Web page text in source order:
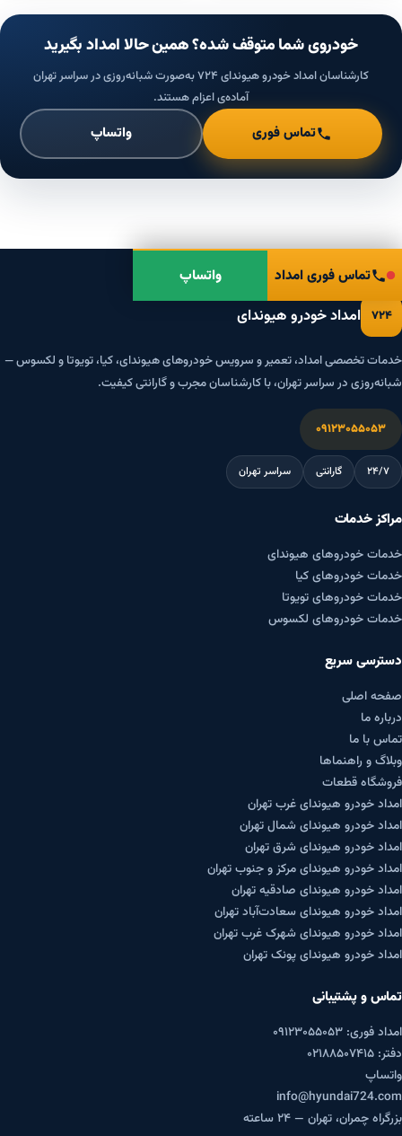
خودروی شما متوقف شده؟ همین حالا امداد بگیرید
کارشناسان امداد خودرو هیوندای ۷۲۴ به‌صورت شبانه‌روزی در سراسر تهران
آماده‌ی اعزام هستند.
تماس فوری واتساپ
تماس فوری امداد واتساپ
۷۲۴ امداد خودرو هیوندای
خدمات تخصصی امداد، تعمیر و سرویس خودروهای هیوندای، کیا، تویوتا و لکسوس —
شبانه‌روزی در سراسر تهران، با کارشناسان مجرب و گارانتی کیفیت.
۰۹۱۲۳۰۵۵۰۵۳
۲۴/۷ گارانتی سراسر تهران
مراکز خدمات
خدمات خودروهای هیوندای
خدمات خودروهای کیا
خدمات خودروهای تویوتا
خدمات خودروهای لکسوس
دسترسی سریع
صفحه اصلی
درباره ما
تماس با ما
وبلاگ و راهنماها
فروشگاه قطعات
امداد خودرو هیوندای غرب تهران
امداد خودرو هیوندای شمال تهران
امداد خودرو هیوندای شرق تهران
امداد خودرو هیوندای مرکز و جنوب تهران
امداد خودرو هیوندای صادقیه تهران
امداد خودرو هیوندای سعادت‌آباد تهران
امداد خودرو هیوندای شهرک غرب تهران
امداد خودرو هیوندای پونک تهران
تماس و پشتیبانی
امداد فوری: ۰۹۱۲۳۰۵۵۰۵۳
دفتر: ۰۲۱۸۸۵۰۷۴۱۵
واتساپ
info@hyundai724.com
بزرگراه چمران، تهران — ۲۴ ساعته